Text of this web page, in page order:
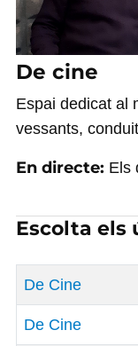
De cine
Espai dedicat al
vessants,
En directe: Els
Escolta els
Títol Data de
De Cine
De Cine